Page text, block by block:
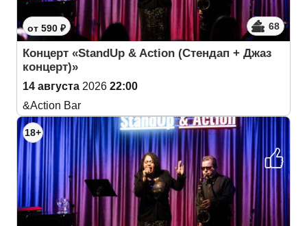
от 590 ₽ 68
Концерт «StandUp & Action (Cтендап + Джаз
концерт)»
14 августа 2026 22:00
&Action Bar
18+